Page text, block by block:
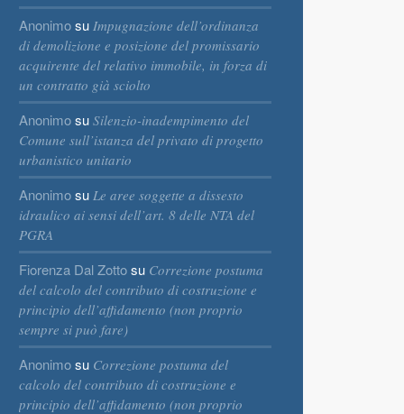
Anonimosu Impugnazione dell’ordinanza
di demolizione e posizione del promissario
acquirente del relativo immobile, in forza di
un contratto già sciolto
Anonimosu Silenzio-inadempimento del
Comune sull’istanza del privato di progetto
urbanistico unitario
Anonimosu Le aree soggette a dissesto
idraulico ai sensi dell’art. 8 delle NTA del
PGRA
Fiorenza Dal Zottosu Correzione postuma
del calcolo del contributo di costruzione e
principio dell’affidamento (non proprio
sempre si può fare)
Anonimosu Correzione postuma del
calcolo del contributo di costruzione e
principio dell’affidamento (non proprio